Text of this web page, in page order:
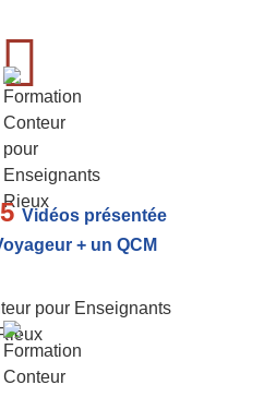
5Vidéos présentée
+ un QCM